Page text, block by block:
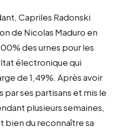
Capriles Radonski
de Nicolas Maduro en
des urnes pour les
électronique qui
de 1,49%. Après avoir
par ses partisans et mis le
plusieurs semaines,
bien du reconnaître sa